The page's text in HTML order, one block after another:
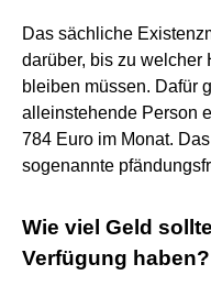
Das sächliche
darüber, bis zu welcher
bleiben müssen. Dafür
alleinstehende Person
784 Euro im Monat.
sogenannte
Wie viel Geld
Verfügung haben?